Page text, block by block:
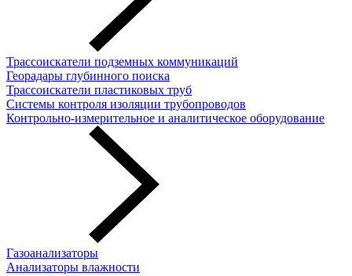
Трассоискатели подземных коммуникаций
Георадары глубинного поиска
Трассоискатели пластиковых труб
Cистемы контроля изоляции трубопроводов
Контрольно-измерительное и аналитическое оборудование
Газоанализаторы
Анализаторы влажности